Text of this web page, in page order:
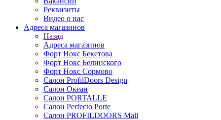
Реквизиты
Видео о нас
Адреса магазинов
Назад
Адреса магазинов
Форт Нокс Бекетова
Форт Нокс Белинского
Форт Нокс Сормово
Салон ProfilDoors Design
Салон Океан
Салон PORTALLE
Салон Perfecto Portе
Салон PROFILDOORS Mall